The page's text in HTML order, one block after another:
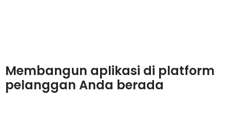
Membangun aplikasi di platform
pelanggan Anda berada